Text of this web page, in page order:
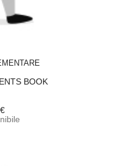
BOOK